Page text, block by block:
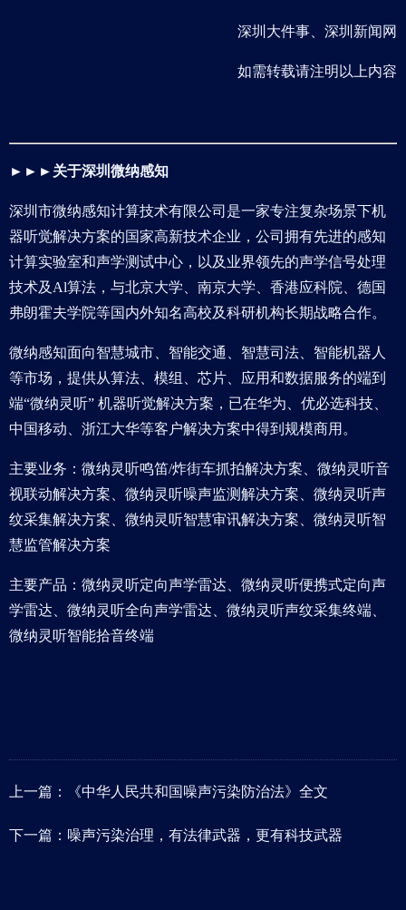
深圳大件事、深圳新闻网
如需转载请注明以上内容
►►► 关于深圳微纳感知
深圳市微纳感知计算技术有限公司是一家专注复杂场景下机
器听觉解决方案的国家高新技术企业，公司拥有先进的感知
计算实验室和声学测试中心，以及业界领先的声学信号处理
技术及Al算法，与北京大学、南京大学、香港应科院、德国
弗朗霍夫学院等国内外知名高校及科研机构长期战略合作。
微纳感知面向智慧城市、智能交通、智慧司法、智能机器人
等市场，提供从算法、模组、芯片、应用和数据服务的端到
端“微纳灵听” 机器听觉解决方案，已在华为、优必选科技、
中国移动、浙江大华等客户解决方案中得到规模商用。
主要业务：微纳灵听鸣笛/炸街车抓拍解决方案、微纳灵听音
视联动解决方案、微纳灵听噪声监测解决方案、微纳灵听声
纹采集解决方案、微纳灵听智慧审讯解决方案、微纳灵听智
慧监管解决方案
主要产品：微纳灵听定向声学雷达、微纳灵听便携式定向声
学雷达、微纳灵听全向声学雷达、微纳灵听声纹采集终端、
微纳灵听智能拾音终端
上一篇： 《中华人民共和国噪声污染防治法》全文
下一篇： 噪声污染治理，有法律武器，更有科技武器